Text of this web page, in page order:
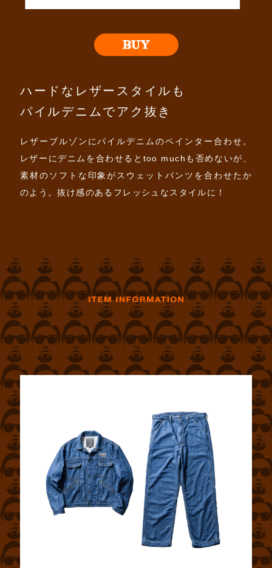
ハードなレザースタイルも
パイルデニムでアク抜き
レザーブルゾンにパイルデニムのペインター合わせ。
レザーにデニムを合わせるとtoo muchも否めないが、
素材のソフトな印象がスウェットパンツを合わせたか
のよう。抜け感のあるフレッシュなスタイルに！